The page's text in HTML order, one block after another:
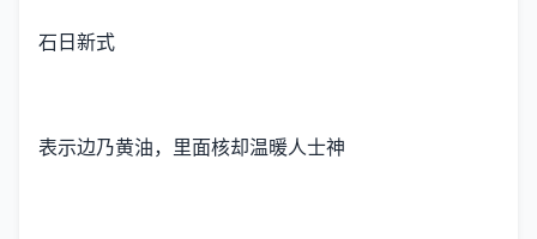
石日新式
表示边乃黄油，里面核却温暖人士神